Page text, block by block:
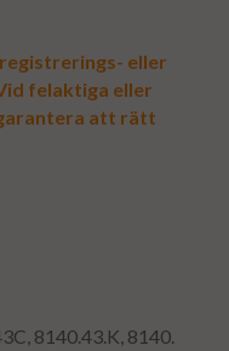
eller
felaktiga eller
att rätt
8140.43.K, 8140.